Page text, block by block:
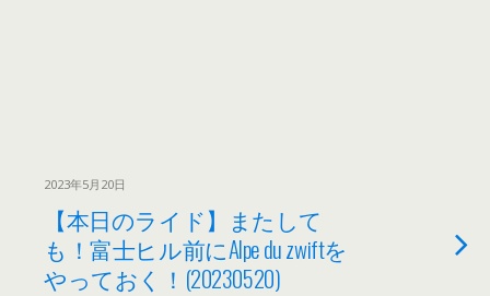
2023年5月20日
【本日のライド】またして
も！富士ヒル前にAlpe du zwiftを
やっておく！(20230520)